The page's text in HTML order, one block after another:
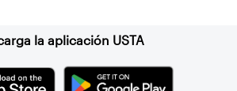
la aplicación USTA